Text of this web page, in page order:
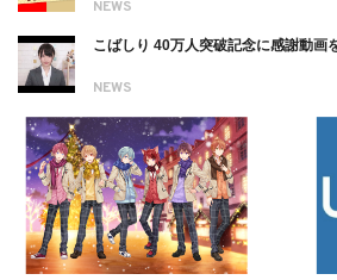
NEWS
NEWS
こばしり 40万人突破記念に感謝動画